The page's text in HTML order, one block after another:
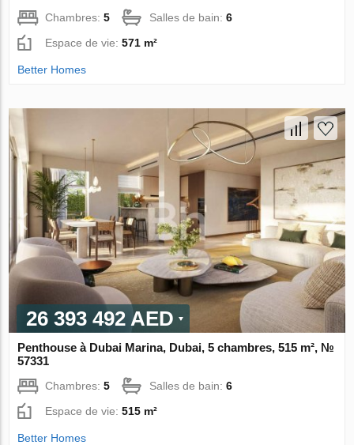
Chambres:5 Salles de bain:6
Espace de vie:571 m²
Better Homes
26 393 492 AED
Penthouse à Dubai Marina, Dubai, 5 chambres, 515 m², №
57331
Chambres:5 Salles de bain:6
Espace de vie:515 m²
Better Homes